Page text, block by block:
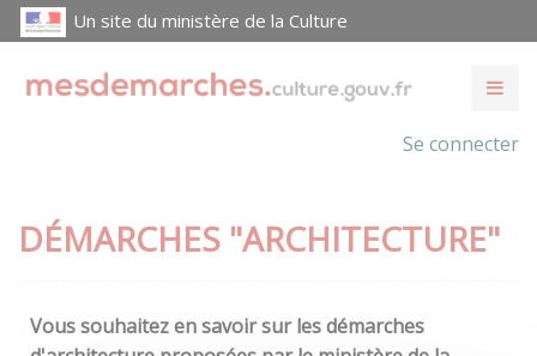
Un site du ministère de la Culture
Se connecter
DÉMARCHES "ARCHITECTURE"
Vous souhaitez en savoir sur les démarches